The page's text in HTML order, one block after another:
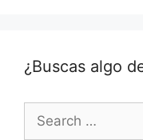
¿Buscas algo
for: